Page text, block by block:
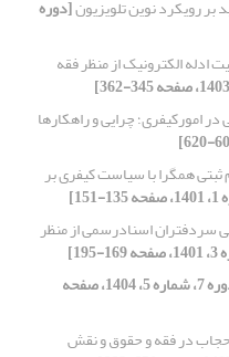
بر رویکرد نوین تلویزیون[دوره
ادله الکترونیک از منظر فقه
امورکیفری؛ چرایی و راهکارها
ثبتی همگرا با سیاست کیفری بر
سردفتران اسنادرسمی از منظر
[دوره 7، شماره 5، 1404، صفحه
در فقه و حقوق و نقش